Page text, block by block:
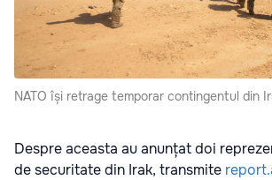
NATO își retrage temporar contingentul din
Despre aceasta au anunțat doi
de securitate din Irak, transmite